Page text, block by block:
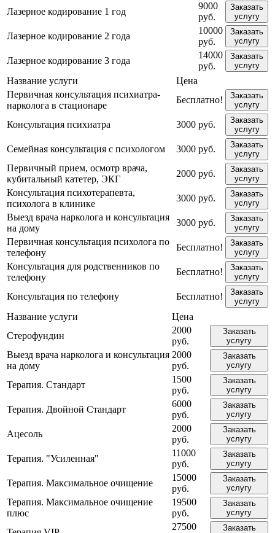
Лазерное кодирование 1 год
9000
руб.
Заказать
услугу
Лазерное кодирование 2 года
10000
руб.
Заказать
услугу
Лазерное кодирование 3 года
14000
руб.
Заказать
услугу
Название услуги
Цена
Первичная консультация психиатра-
нарколога в стационаре
Бесплатно!
Заказать
услугу
Консультация психиатра 3000 руб.
Заказать
услугу
Семейная консультация с психологом 3000 руб.
Заказать
услугу
Первичный прием, осмотр врача,
кубитальный катетер, ЭКГ
2000 руб.
Заказать
услугу
Консультация психотерапевта,
психолога в клинике
3000 руб.
Заказать
услугу
Выезд врача нарколога и консультация
на дому
3000 руб.
Заказать
услугу
Первичная консультация психолога по
телефону
Бесплатно!
Заказать
услугу
Консультация для родственников по
телефону
Бесплатно!
Заказать
услугу
Консультация по телефону Бесплатно!
Заказать
услугу
Название услуги
Цена
Стерофундин
2000
руб.
Заказать
услугу
Выезд врача нарколога и консультация
на дому
2000
руб.
Заказать
услугу
Терапия. Стандарт
1500
руб.
Заказать
услугу
Терапия. Двойной Стандарт
6000
руб.
Заказать
услугу
Ацесоль
2000
руб.
Заказать
услугу
Терапия. "Усиленная"
11000
руб.
Заказать
услугу
Терапия. Максимальное очищение
15000
руб.
Заказать
услугу
Терапия. Максимальное очищение
плюс
19500
руб.
Заказать
услугу
27500
Заказать